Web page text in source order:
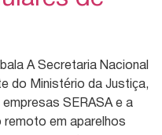
A Secretaria Nacional
do Ministério da Justiça,
SERASA e a
remoto em aparelhos